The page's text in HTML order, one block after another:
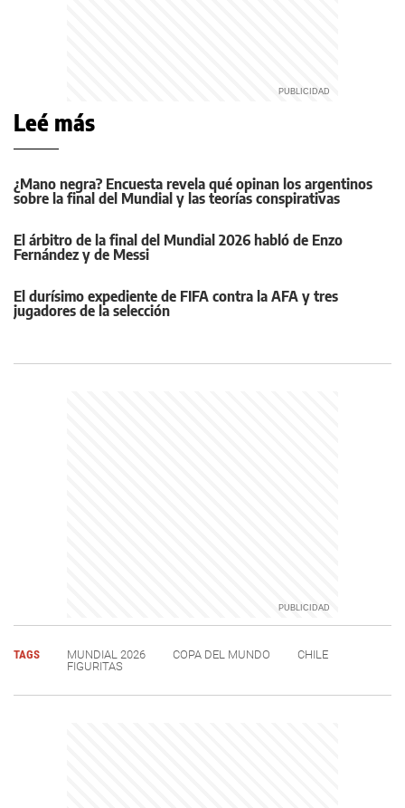
Leé más
¿Mano negra? Encuesta revela qué opinan los argentinos
sobre la final del Mundial y las teorías conspirativas
El árbitro de la final del Mundial 2026 habló de Enzo
Fernández y de Messi
El durísimo expediente de FIFA contra la AFA y tres
jugadores de la selección
TAGS MUNDIAL 2026 COPA DEL MUNDO
CHILE
FIGURITAS